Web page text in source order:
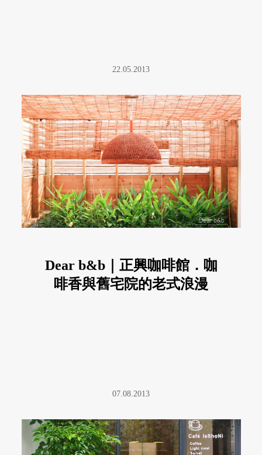
22.05.2013
Dear b&b｜正興咖啡館．咖
啡香與舊宅院的老式浪漫
07.08.2013